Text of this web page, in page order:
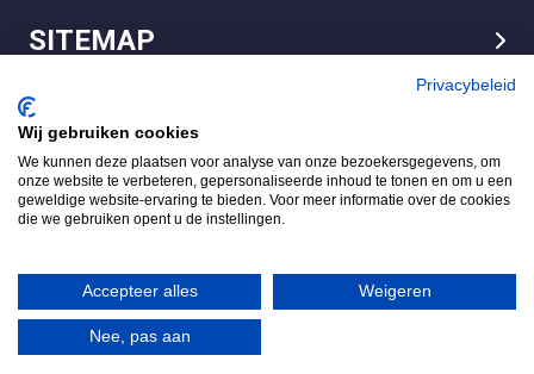
SITEMAP
LEGAL
FietsWaar.nl
4.7
Gebaseerd op 540 reviews
Review ons op
Privacybeleid
Wij gebruiken cookies
We kunnen deze plaatsen voor analyse van onze bezoekersgegevens, om
onze website te verbeteren, gepersonaliseerde inhoud te tonen en om u een
geweldige website-ervaring te bieden. Voor meer informatie over de cookies
die we gebruiken opent u de instellingen.
Accepteer alles Weigeren
Nee, pas aan